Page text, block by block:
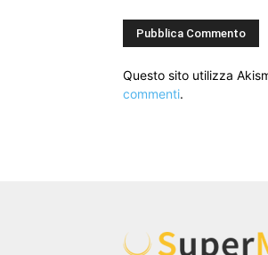
Questo sito utilizza
commenti.